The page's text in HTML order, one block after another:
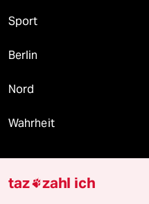
Sport
Berlin
Nord
Wahrheit
Themen
taz zahl ich